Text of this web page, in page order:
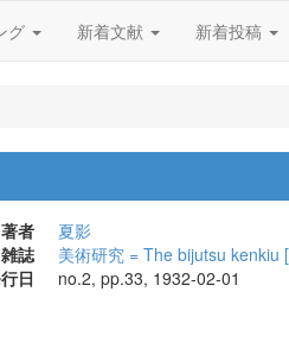
グ 新着文献 新着投稿
著者
夏影
雑誌
美術研究 = The bijutsu
日
no.2, pp.33, 1932-02-01